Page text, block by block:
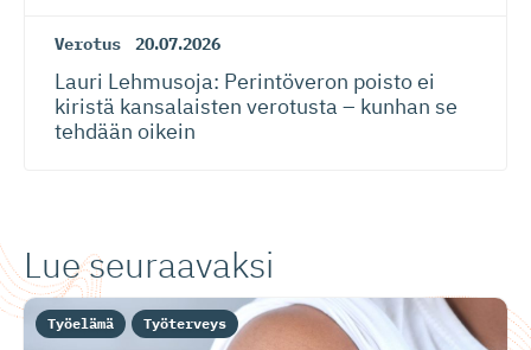
Verotus 20.07.2026
Lauri Lehmusoja: Perintöveron poisto ei
kiristä kansalaisten verotusta – kunhan se
tehdään oikein
Lue seuraavaksi
Työelämä Työterveys